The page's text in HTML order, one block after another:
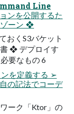
Line
ンを公開するた
ーン ❖
おくS3バケット
❖ デプロイす
要なもの 6
を定義する ➢
の記法でコーデ
ーク「Ktor」の